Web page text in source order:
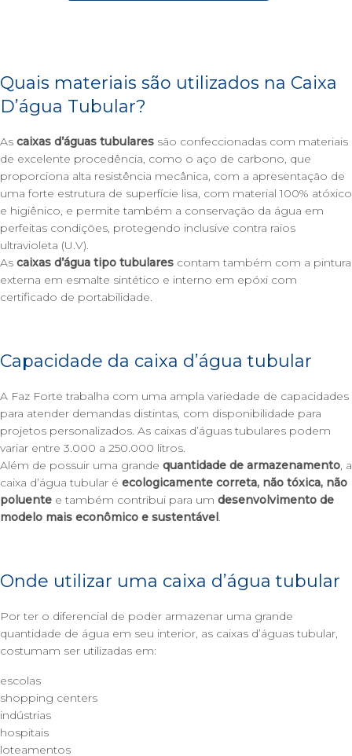
Quais materiais são utilizados na Caixa
D’água Tubular?
As caixas d’águas tubulares são confeccionadas com materiais
de excelente procedência, como o aço de carbono, que
proporciona alta resistência mecânica, com a apresentação de
uma forte estrutura de superfície lisa, com material 100% atóxico
e higiênico, e permite também a conservação da água em
perfeitas condições, protegendo inclusive contra raios
ultravioleta (U.V).
As caixas d’água tipo tubulares contam também com a pintura
externa em esmalte sintético e interno em epóxi com
certificado de portabilidade.
Capacidade da caixa d’água tubular
A Faz Forte trabalha com uma ampla variedade de capacidades
para atender demandas distintas, com disponibilidade para
projetos personalizados. As caixas d’águas tubulares podem
variar entre 3.000 a 250.000 litros.
Além de possuir uma grande quantidade de armazenamento , a
caixa d’água tubular é ecologicamente correta, não tóxica, não
poluente e também contribui para um desenvolvimento de
modelo mais econômico e sustentável
Onde utilizar uma caixa d’água tubular
Por ter o diferencial de poder armazenar uma grande
quantidade de água em seu interior, as caixas d’águas tubular,
costumam ser utilizadas em:
escolas
shopping centers
indústrias
hospitais
loteamentos